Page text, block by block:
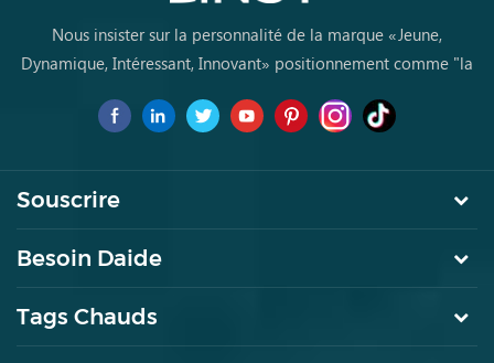
Nous insister sur la personnalité de la marque «Jeune,
Dynamique, Intéressant, Innovant» positionnement comme "la
pour la première fois
Souscrire
Besoin Daide
Tags Chauds